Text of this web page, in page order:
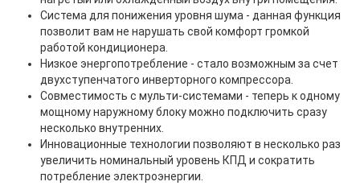
Система для понижения уровня шума - данная функция
позволит вам не нарушать свой комфорт громкой
работой кондиционера.
Низкое энергопотребление - стало возможным за счет
двухступенчатого инверторного компрессора.
Совместимость с мульти-системами - теперь к одному
мощному наружному блоку можно подключить сразу
несколько внутренних.
Инновационные технологии позволяют в несколько раз
увеличить номинальный уровень КПД и сократить
потребление электроэнергии.